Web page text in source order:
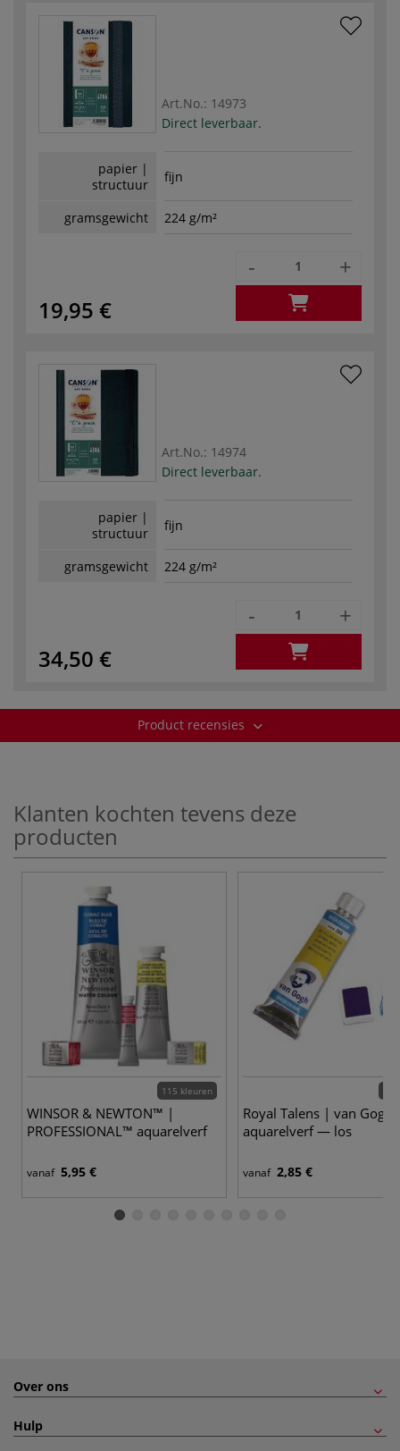
Art.No.: 14973
Direct leverbaar.
papier |
structuur
fijn
gramsgewicht 224 g/m²
19,95 €
- +
Art.No.: 14974
Direct leverbaar.
papier |
structuur
fijn
gramsgewicht 224 g/m²
34,50 €
- +
Product recensies
Klanten kochten tevens deze
producten
115 kleuren
WINSOR & NEWTON™ |
PROFESSIONAL™ aquarelverf
vanaf 5,95 €
Royal Talens | van Gogh
aquarelverf — los
vanaf 2,85 €
Over ons
Hulp